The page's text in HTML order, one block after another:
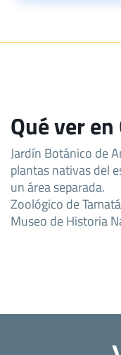
Qué ver
Jardín Botánico de
plantas nativas del
un área separada.
Zoológico de
Museo de Historia